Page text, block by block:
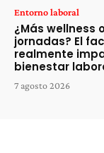
Entorno laboral
¿Más wellness
jornadas? El
realmente
bienestar
7 agosto 2026